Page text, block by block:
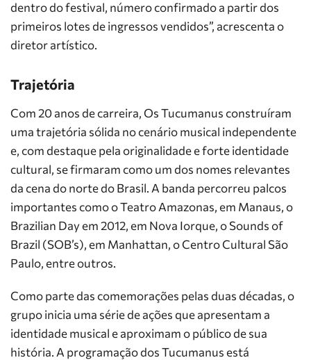
dentro do festival, número confirmado a partir dos
primeiros lotes de ingressos vendidos”, acrescenta o
diretor artístico.
Trajetória
Com 20 anos de carreira, Os Tucumanus construíram
uma trajetória sólida no cenário musical independente
e, com destaque pela originalidade e forte identidade
cultural, se firmaram como um dos nomes relevantes
da cena do norte do Brasil. A banda percorreu palcos
importantes como o Teatro Amazonas, em Manaus, o
Brazilian Day em 2012, em Nova Iorque, o Sounds of
Brazil (SOB’s), em Manhattan, o Centro Cultural São
Paulo, entre outros.
Como parte das comemorações pelas duas décadas, o
grupo inicia uma série de ações que apresentam a
identidade musical e aproximam o público de sua
história. A programação dos Tucumanus está